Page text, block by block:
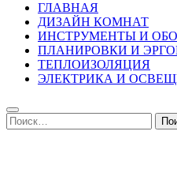
ГЛАВНАЯ
ДИЗАЙН КОМНАТ
ИНСТРУМЕНТЫ И
ПЛАНИРОВКИ И
ТЕПЛОИЗОЛЯЦИЯ
ЭЛЕКТРИКА И
Найти: